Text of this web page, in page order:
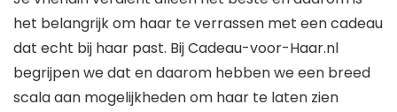
het belangrijk om haar te verrassen met een cadeau
dat echt bij haar past. Bij Cadeau-voor-Haar.nl
begrijpen we dat en daarom hebben we een breed
scala aan mogelijkheden om haar te laten zien